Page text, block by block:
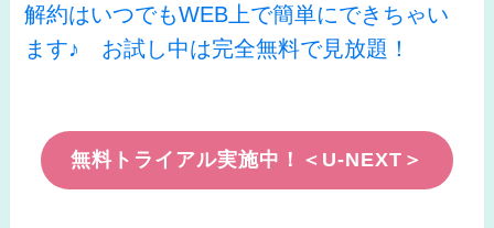
解約はいつでもWEB上で簡単にできちゃい
ます♪ お試し中は完全無料で見放題！
無料トライアル実施中！＜U-NEXT＞